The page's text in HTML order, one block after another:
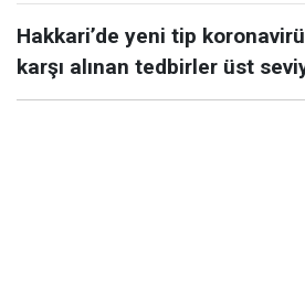
Hakkari’de yeni tip
karşı alınan tedbirler üst